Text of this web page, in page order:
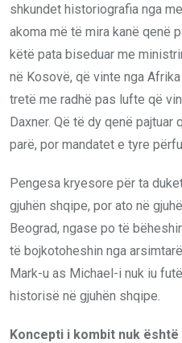
shkundet historiografia nga
akoma më të mira kanë qenë
këtë pata biseduar me
në Kosovë, që vinte nga
tretë me radhë pas lufte që
Daxner. Që të dy qenë pajtuar
parë, por mandatet e tyre
Pengesa kryesore për ta
gjuhën shqipe, por ato në
Beograd, ngase po të
të bojkotoheshin nga
Mark-u as Michael-i nuk iu
historisë në gjuhën shqipe.
Koncepti i kombit nuk